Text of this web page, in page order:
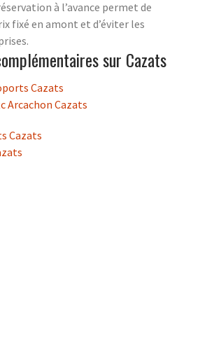
à l’avance permet de
fixé en amont et d’éviter les
sur Cazats
Cazats
Arcachon Cazats
Cazats